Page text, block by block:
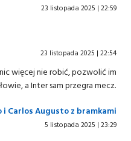
23 listopada 2025 | 22:59
23 listopada 2025 | 22:54
więcej nie robić, pozwolić im
a Inter sam przegra mecz.
Carlos Augusto z bramkami
5 listopada 2025 | 23:29